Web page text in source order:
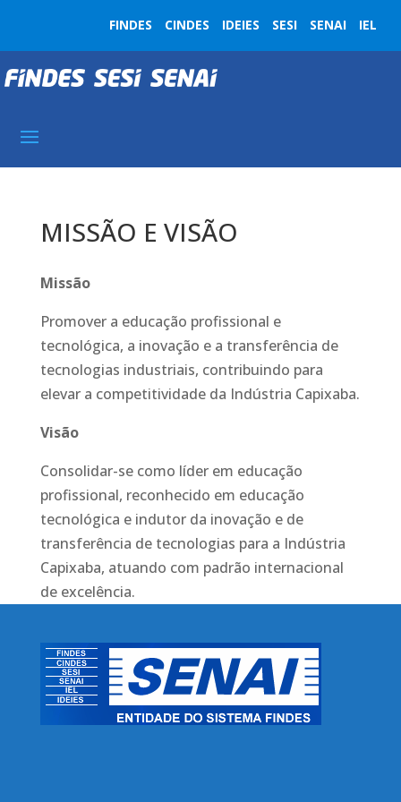
FINDES CINDES IDEIES SESI SENAI IEL
MISSÃO E VISÃO
Missão
Promover a educação profissional e
tecnológica, a inovação e a transferência de
tecnologias industriais, contribuindo para
elevar a competitividade da Indústria Capixaba.
Visão
Consolidar-se como líder em educação
profissional, reconhecido em educação
tecnológica e indutor da inovação e de
transferência de tecnologias para a Indústria
Capixaba, atuando com padrão internacional
de excelência.